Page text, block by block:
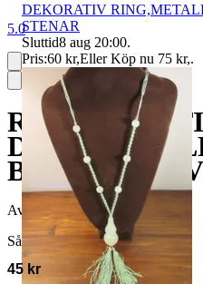
5.0
RETRO PARTI
DUKAR/
BLÅTT OCH
Avslutad
8 jun 19:43
Såld för
45 kr
DEKORATIV
STENAR
Sluttid8 aug 20:00.
Pris:60 kr,Eller Köp nu 75 kr,.